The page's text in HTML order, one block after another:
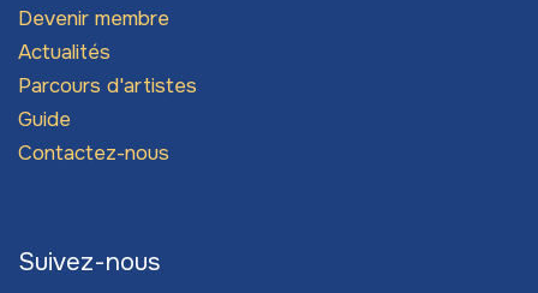
Devenir membre
Actualités
Parcours d'artistes
Guide
Contactez-nous
Suivez-nous